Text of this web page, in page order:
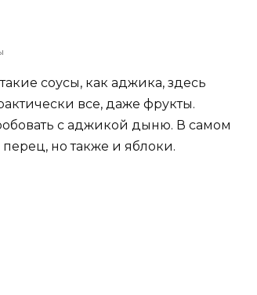
соусы, как аджика, здесь
все, даже фрукты.
с аджикой дыню. В самом
но также и яблоки.